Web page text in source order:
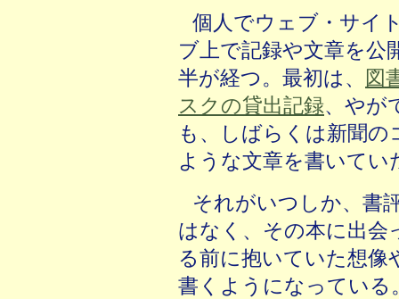
個人でウェブ・サイ
ブ上で記録や文章を公
半が経つ。最初は、
図
スクの貸出記録、やが
も、しばらくは新聞
ような文章を書いてい
それがいつしか、書
はなく、その本に出会
る前に抱いていた想像
書くようになっている